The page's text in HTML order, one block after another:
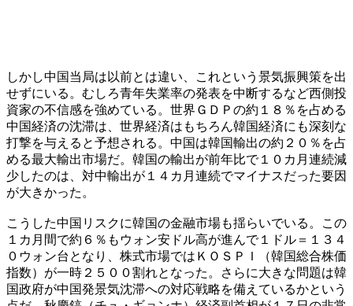
しかし中国当局は以前とは違い、これという景気振興策を出
せずにいる。むしろ青年失業率の発表を中断するなど西側投
資家の不信感を強めている。世界ＧＤＰの約１８％を占める
中国経済の沈滞は、世界経済はもちろん韓国経済にも深刻な
打撃を与えると予想される。中国は韓国輸出の約２０％を占
める最大輸出市場だ。韓国の輸出が前年比で１０カ月連続減
少したのは、対中輸出が１４カ月連続でマイナスだった要因
が大きかった。
こうした中国リスクに韓国の金融市場も揺らいでいる。この
１カ月間で約６％もウォン安ドル高が進んで１ドル＝１３４
０ウォン台となり、株式市場ではＫＯＳＰＩ（韓国総合株価
指数）が一時２５００割れとなった。さらに大きな問題は韓
国政府が中国発景気沈滞への対応戦略を備えているかという